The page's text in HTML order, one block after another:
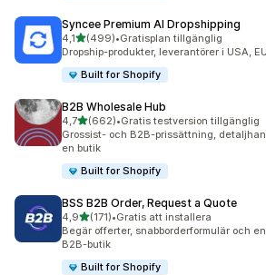
Syncee Premium AI Dropshipping
4,1av 5 stjärnor
(499)
499 recensioner totalt
•Gratisplan tillgänglig
Dropship-produkter, leverantörer i USA,
Built for Shopify
B2B Wholesale Hub
4,7av 5 stjärnor
(662)
662 recensioner totalt
•Gratis testversion tillgänglig
Grossist- och B2B-prissättning,
en butik
Built for Shopify
BSS B2B Order, Request a Quote
4,9av 5 stjärnor
(171)
171 recensioner totalt
•Gratis att installera
Begär offerter, snabborderformulär och
B2B-butik
Built for Shopify